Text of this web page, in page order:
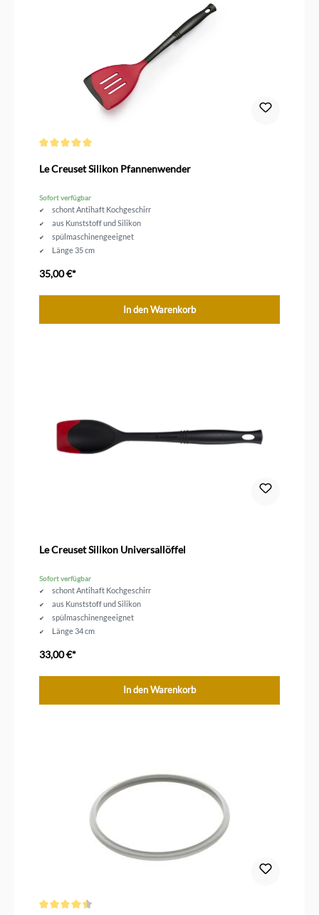
Le Creuset Silikon Pfannenwender
Sofort verfügbar
schont Antihaft Kochgeschirr
aus Kunststoff und Silikon
spülmaschinengeeignet
Länge 35 cm
35,00 €*
In den Warenkorb
Le Creuset Silikon Universallöffel
Sofort verfügbar
schont Antihaft Kochgeschirr
aus Kunststoff und Silikon
spülmaschinengeeignet
Länge 34 cm
33,00 €*
In den Warenkorb